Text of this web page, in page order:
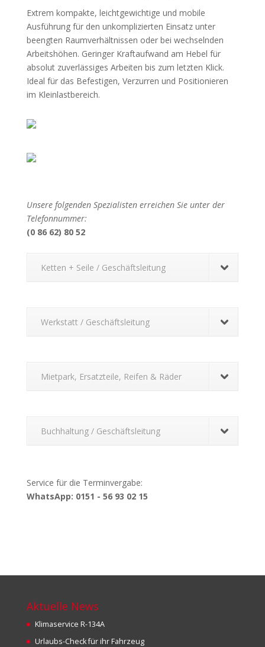
Extrem kompakte, leichtgewichtige und mobile
Ausführung für den unkomplizierten Einsatz unter
beengten Raumverhältnissen oder bei wechselnden
Arbeitshöhen. Geringer Kraftaufwand am Hebel für
absolut zuverlässiges Arbeiten bis zum letzten Klick.
Ideal für das Befestigen, Verzurren und Positionieren
im Kleinlastbereich.
Unsere folgenden Spezialisten erreichen Sie unter der
Telefonnummer:
(0 86 62) 80 52
Ketten + Seile / Geschäftsleitung
Werkstatt / Geschäftsleitung
Mietpark, Ersatzteile, Reifen & Räder
Buchhaltung / Geschäftsleitung
Service für die Terminvergabe:
WhatsApp: 0151 - 56 93 02 15
Aktuelle News
Klimaservice R-134A
Urlaubs-Check für ihr Fahrzeug